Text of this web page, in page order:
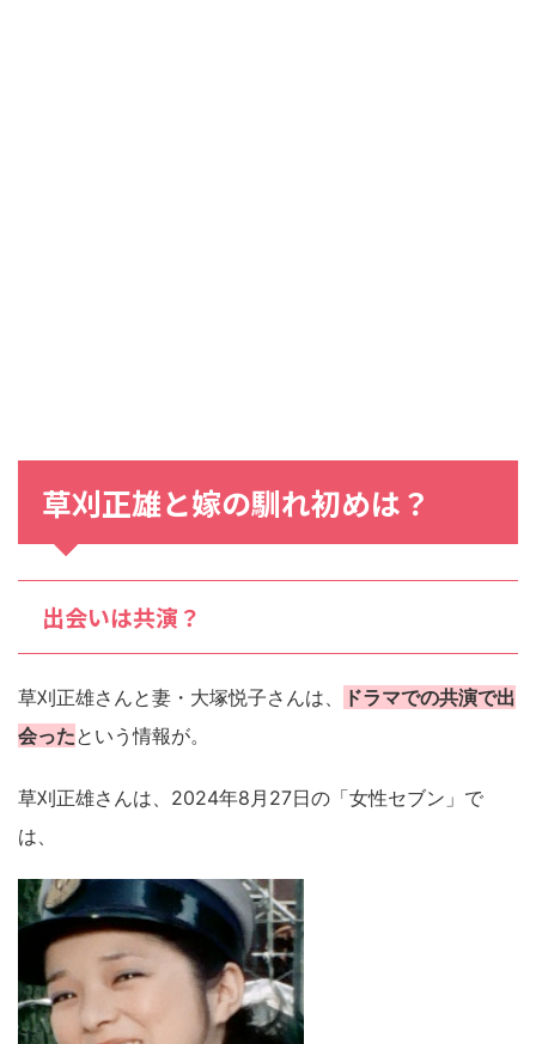
草刈正雄と嫁の馴れ初めは？
出会いは共演？
草刈正雄さんと妻・大塚悦子さんは、
ドラマでの共演で出
会ったという情報が。
草刈正雄さんは、2024年8月27日の「女性セブン」で
は、